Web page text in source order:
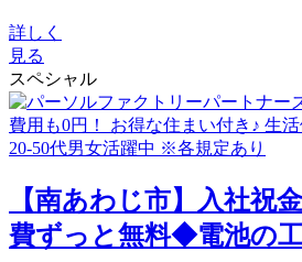
詳しく
見る
スペシャル
【南あわじ市】入社祝
費ずっと無料◆電池の工